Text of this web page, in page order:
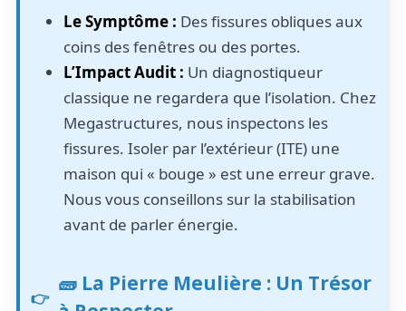
Le Symptôme : Des fissures obliques aux
coins des fenêtres ou des portes.
L’Impact Audit : Un diagnostiqueur
classique ne regardera que l’isolation. Chez
Megastructures, nous inspectons les
fissures. Isoler par l’extérieur (ITE) une
maison qui « bouge » est une erreur grave.
Nous vous conseillons sur la stabilisation
avant de parler énergie.
🧱 La Pierre Meulière : Un Trésor